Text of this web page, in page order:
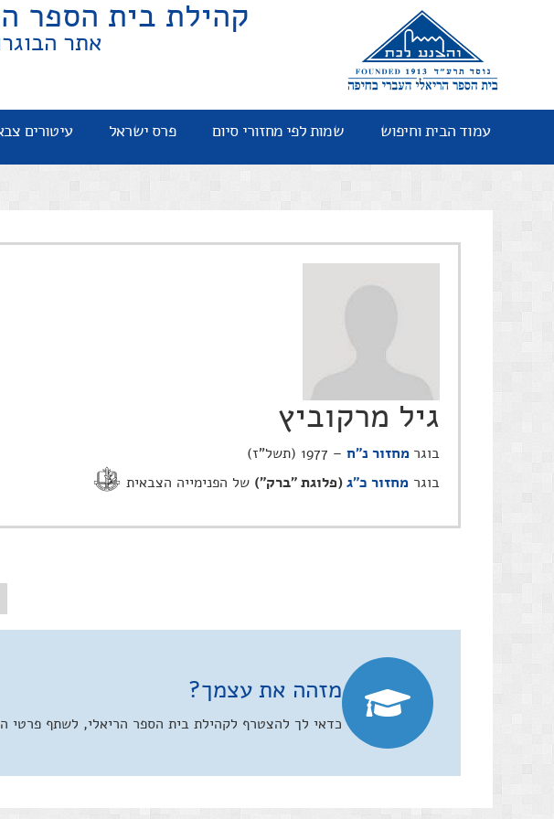
קהילת בית הספר
אתר
עמוד הבית וחיפוש שמות לפי מחזורי סיום פרס ישראל עיטורים
גיל מרקוביץ
בוגר מחזור נ"ח – 1977 (תשל"ז)
בוגר מחזור כ"ג(פלוגת "ברק") של הפנימייה הצבאית
מזהה את עצמך?
כדאי לך להצטרף לקהילת בית הספר הריאלי, לשתף פרטי